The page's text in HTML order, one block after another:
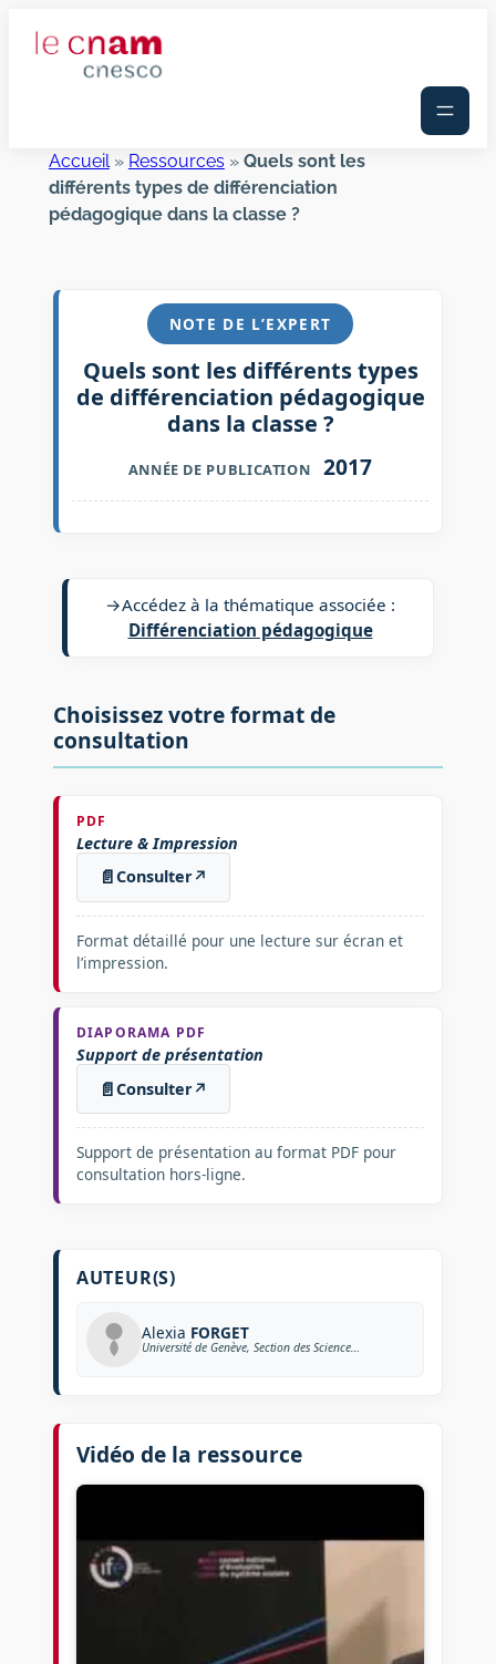
Accueil» Ressources» Quels sont les
différents types de différenciation
pédagogique dans la classe ?
NOTE DE L’EXPERT
Quels sont les différents types
de différenciation pédagogique
dans la classe ?
ANNÉE DE PUBLICATION 2017
→Accédez à la thématique associée :
Différenciation pédagogique
Choisissez votre format de
consultation
PDF
Lecture & Impression
📄Consulter↗
Format détaillé pour une lecture sur écran et
l’impression.
DIAPORAMA PDF
Support de présentation
📄Consulter↗
Support de présentation au format PDF pour
consultation hors-ligne.
AUTEUR(S)
Alexia FORGET
Université de Genève, Section des Sciences de l’Éducation
Vidéo de la ressource